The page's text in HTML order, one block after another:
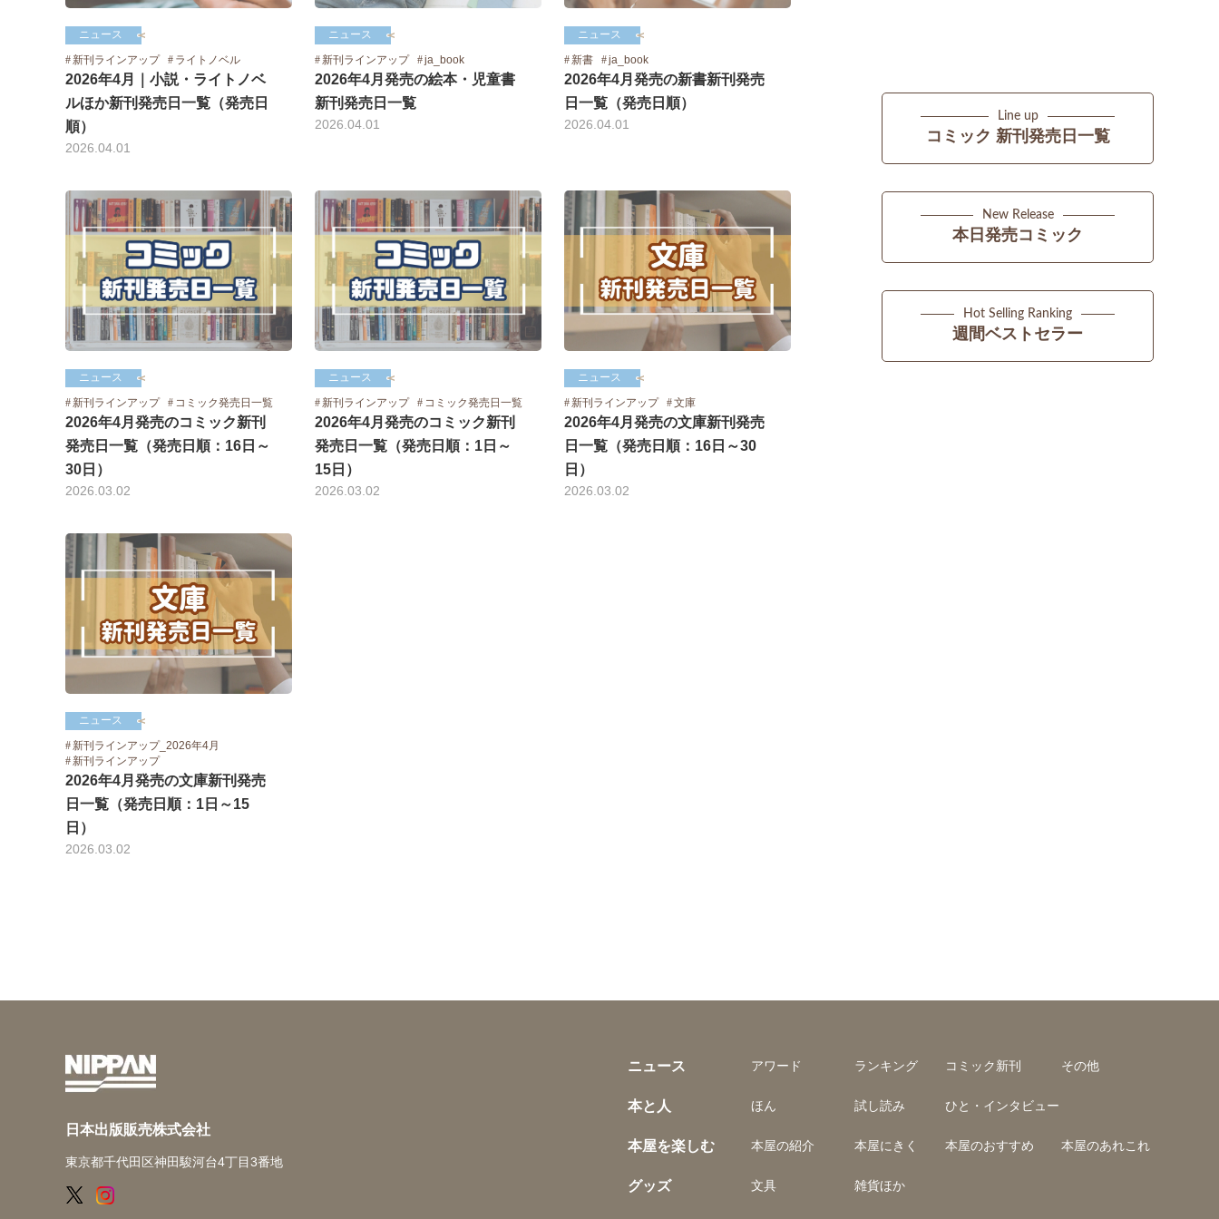
ニュース
新刊ラインアップ
ライトノベル
2026年4月｜小説・ライトノベ
ルほか新刊発売日一覧（発売日
順）
2026.04.01
ニュース
新刊ラインアップ
ja_book
2026年4月発売の絵本・児童書
新刊発売日一覧
2026.04.01
ニュース
新書
ja_book
2026年4月発売の新書新刊発売
日一覧（発売日順）
2026.04.01
ニュース
新刊ラインアップ
コミック発売日一覧
2026年4月発売のコミック新刊
発売日一覧（発売日順：16日～
30日）
2026.03.02
ニュース
新刊ラインアップ
コミック発売日一覧
2026年4月発売のコミック新刊
発売日一覧（発売日順：1日～
15日）
2026.03.02
ニュース
新刊ラインアップ
文庫
2026年4月発売の文庫新刊発売
日一覧（発売日順：16日～30
日）
2026.03.02
ニュース
新刊ラインアップ_2026年4月
新刊ラインアップ
2026年4月発売の文庫新刊発売
日一覧（発売日順：1日～15
日）
2026.03.02
Line up
コミック 新刊発売日一覧
New Release
本日発売コミック
Hot Selling Ranking
週間ベストセラー
日本出版販売株式会社
東京都千代田区神田駿河台4丁目3番地
ニュース アワード ランキング コミック新刊 その他
本と人 ほん 試し読み ひと・インタビュー
本屋を楽しむ 本屋の紹介 本屋にきく 本屋のおすすめ 本屋のあれこれ
グッズ 文具 雑貨ほか